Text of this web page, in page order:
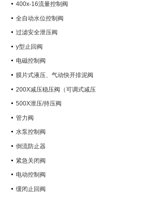
400x-16流量控制阀
全自动水位控制阀
过滤安全泄压阀
y型止回阀
电磁控制阀
膜片式液压、气动快开排泥阀
200X减压稳压阀（可调式减压
阀）
500X泄压/持压阀
管力阀
水泵控制阀
倒流防止器
紧急关闭阀
电动控制阀
缓闭止回阀